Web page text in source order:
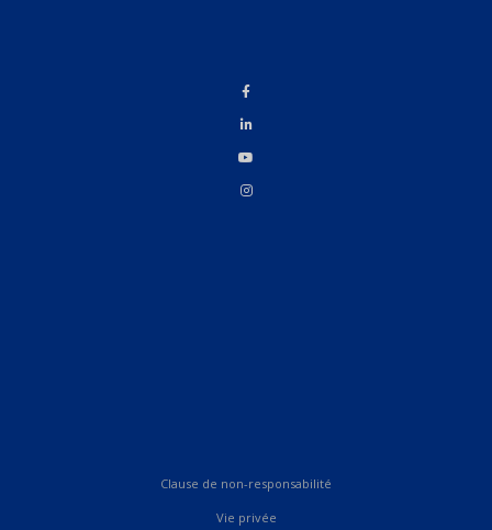
Clause de non-responsabilité
Vie privée